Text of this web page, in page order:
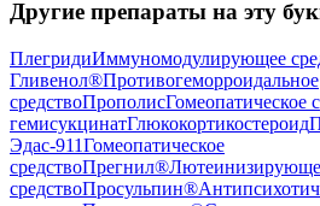
Другие препараты на эту
ПлегридиИммуномодулирующее
Гливенол®Противогеморроидальное
средствоПрополисГомеопатическое
гемисукцинатГлюкокортикостероид
Эдас-911Гомеопатическое
средствоПрегнил®
средствоПросульпин®